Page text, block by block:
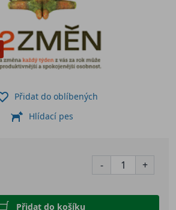
- +
Přidat do košíku
Přidat do oblíbených
Hlídací pes